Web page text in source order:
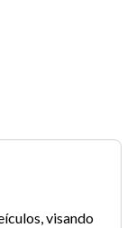
visando